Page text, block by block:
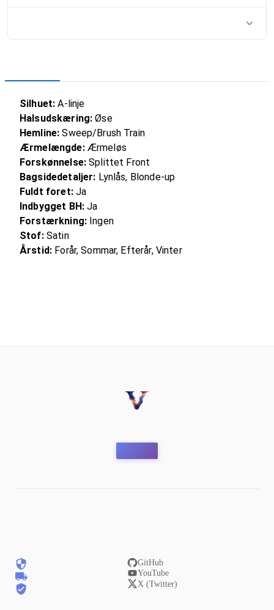
Silhuet: A-linje
Halsudskæring: Øse
Hemline: Sweep/Brush Train
Ærmelængde:Ærmeløs
Forskønnelse:Splittet Front
Bagsidedetaljer: Lynlås, Blonde-up
Fuldt foret:Ja
Indbygget BH:Ja
Forstærkning:Ingen
Stof:Satin
Årstid: Forår, Sommar, Efterår, Vinter
GitHub
YouTube
X (Twitter)